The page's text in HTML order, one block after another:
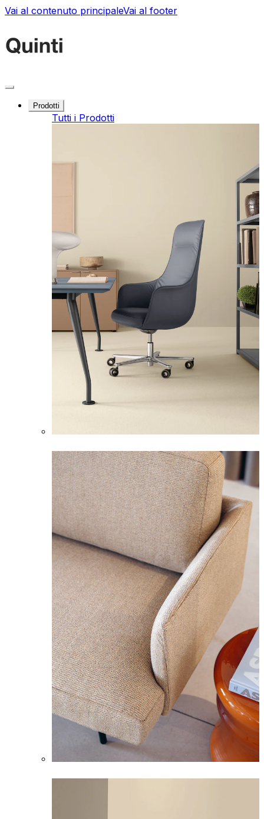
Vai al contenuto principaleVai al footer
Prodotti
Tutti i Prodotti